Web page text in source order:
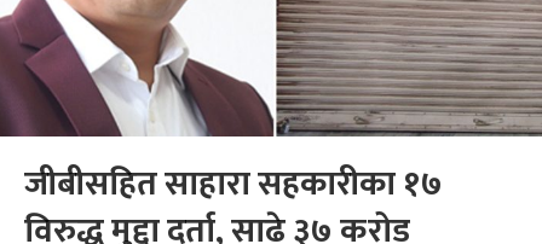
जीबीसहित साहारा सहकारीका १७
विरुद्ध मुद्दा दर्ता, साढे ३७ करोड